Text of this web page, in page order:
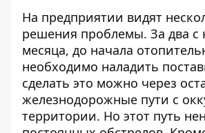
На предприятии видят
решения проблемы. За два
месяца, до начала
необходимо наладить
сделать это можно через
железнодорожные пути с
территории. Но этот путь